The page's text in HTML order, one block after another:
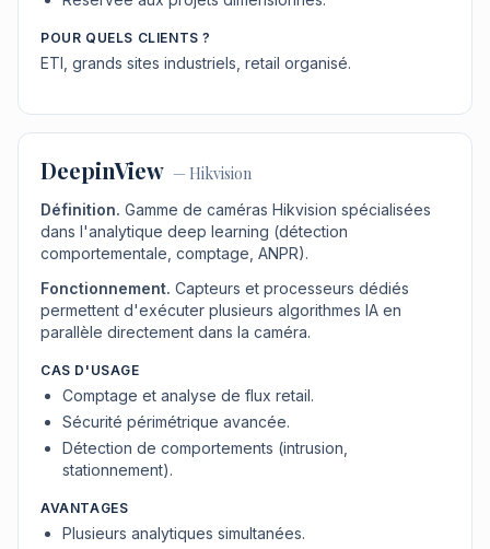
POUR QUELS CLIENTS ?
ETI, grands sites industriels, retail organisé.
DeepinView — Hikvision
Définition. Gamme de caméras Hikvision spécialisées
dans l'analytique deep learning (détection
comportementale, comptage, ANPR).
Fonctionnement. Capteurs et processeurs dédiés
permettent d'exécuter plusieurs algorithmes IA en
parallèle directement dans la caméra.
CAS D'USAGE
Comptage et analyse de flux retail.
Sécurité périmétrique avancée.
Détection de comportements (intrusion,
stationnement).
AVANTAGES
Plusieurs analytiques simultanées.